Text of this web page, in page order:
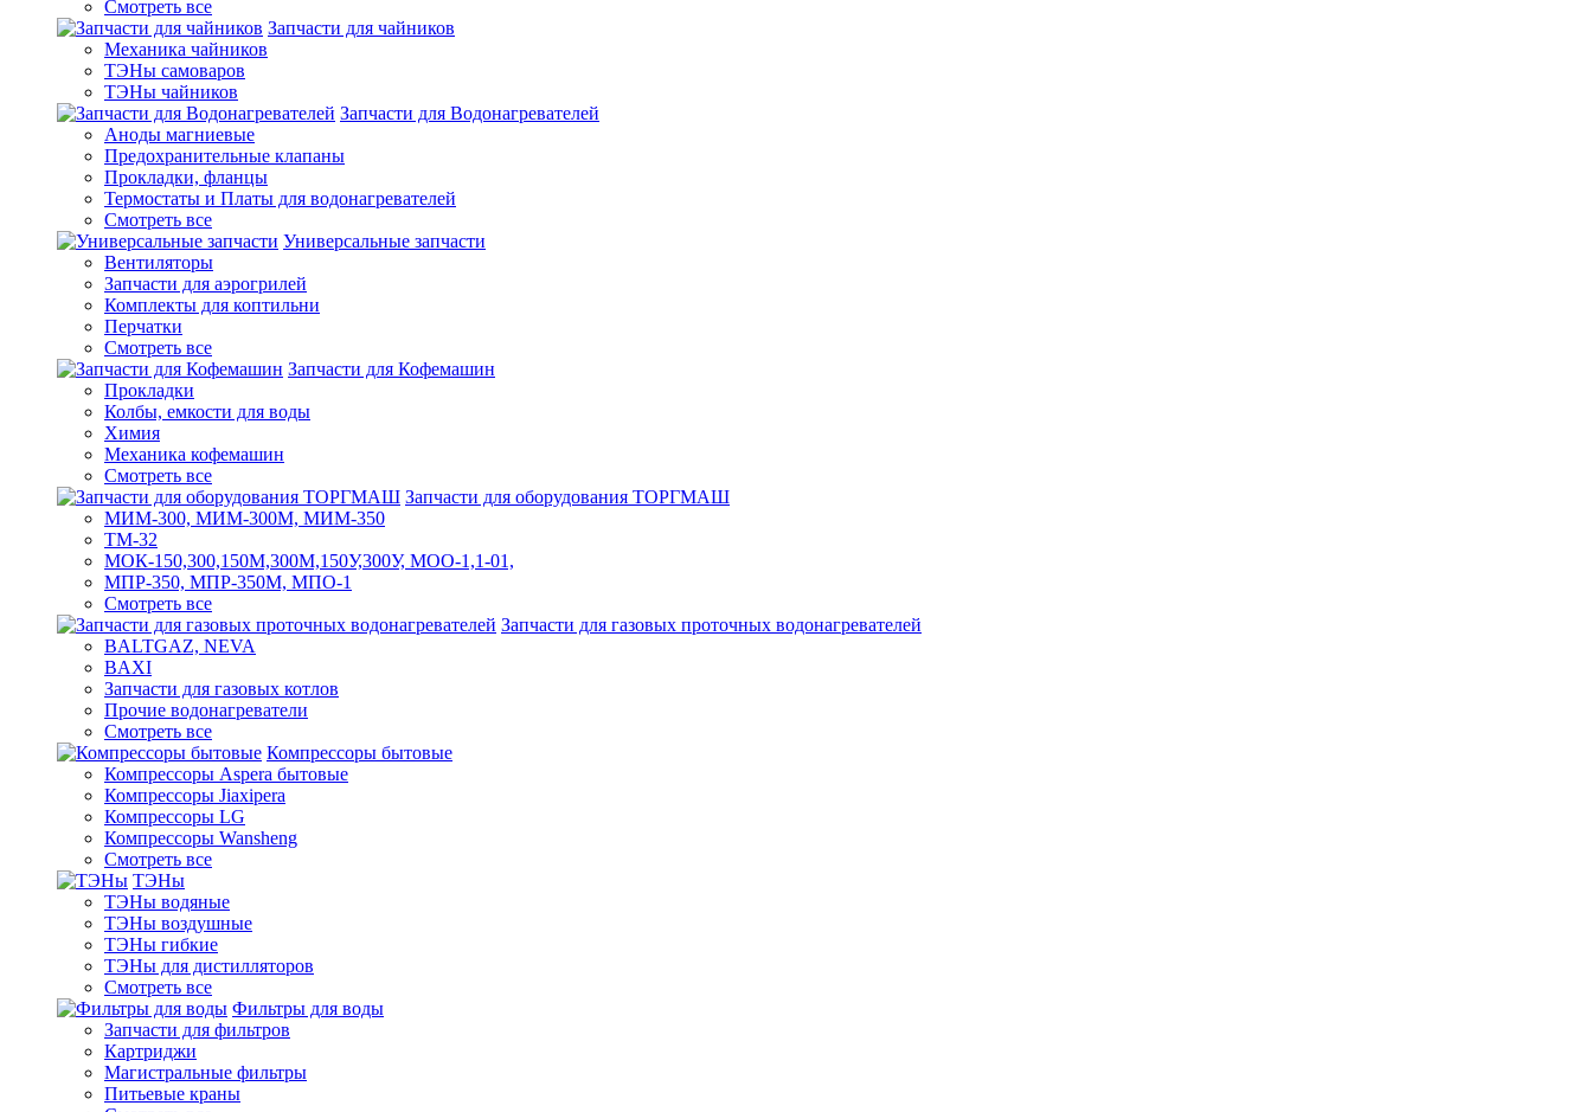
Смотреть все
Запчасти для чайников
Механика чайников
ТЭНы самоваров
ТЭНы чайников
Запчасти для Водонагревателей
Аноды магниевые
Предохранительные клапаны
Прокладки, фланцы
Термостаты и Платы для водонагревателей
Смотреть все
Универсальные запчасти
Вентиляторы
Запчасти для аэрогрилей
Комплекты для коптильни
Перчатки
Смотреть все
Запчасти для Кофемашин
Прокладки
Колбы, емкости для воды
Химия
Механика кофемашин
Смотреть все
Запчасти для оборудования ТОРГМАШ
МИМ-300, МИМ-300М, МИМ-350
ТМ-32
МОК-150,300,150М,300М,150У,300У, МОО-1,1-01,
МПР-350, МПР-350М, МПО-1
Смотреть все
Запчасти для газовых проточных водонагревателей
BALTGAZ, NEVA
BAXI
Запчасти для газовых котлов
Прочие водонагреватели
Смотреть все
Компрессоры бытовые
Компрессоры Aspera бытовые
Компрессоры Jiaxipera
Компрессоры LG
Компрессоры Wansheng
Смотреть все
ТЭНы
ТЭНы водяные
ТЭНы воздушные
ТЭНы гибкие
ТЭНы для дистилляторов
Смотреть все
Фильтры для воды
Запчасти для фильтров
Картриджи
Магистральные фильтры
Питьевые краны